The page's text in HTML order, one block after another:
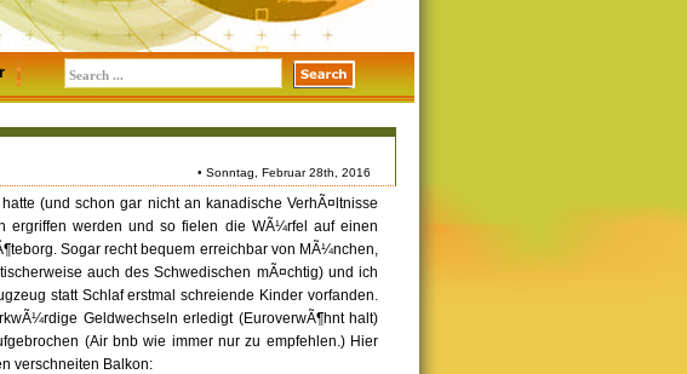
• Sonntag, Februar 28th, 2016
(und schon gar nicht an kanadische VerhÃ¤ltnisse
ergriffen werden und so fielen die WÃ¼rfel auf einen
Sogar recht bequem erreichbar von MÃ¼nchen,
auch des Schwedischen mÃ¤chtig) und ich
statt Schlaf erstmal schreiende Kinder vorfanden.
Geldwechseln erledigt (EuroverwÃ¶hnt halt)
(Air bnb wie immer nur zu empfehlen.) Hier
verschneiten Balkon: